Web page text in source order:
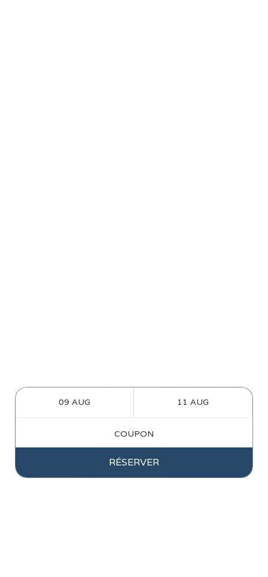
RÉSERVER